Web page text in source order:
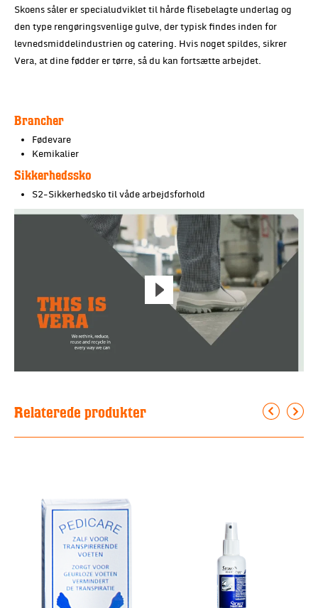
Skoens såler er specialudviklet til hårde flisebelagte underlag og
den type rengøringsvenlige gulve, der typisk findes inden for
levnedsmiddelindustrien og catering. Hvis noget spildes, sikrer
Vera, at dine fødder er tørre, så du kan fortsætte arbejdet.
Brancher
Fødevare
Kemikalier
Sikkerhedssko
S2-Sikkerhedsko til våde arbejdsforhold
Relaterede produkter